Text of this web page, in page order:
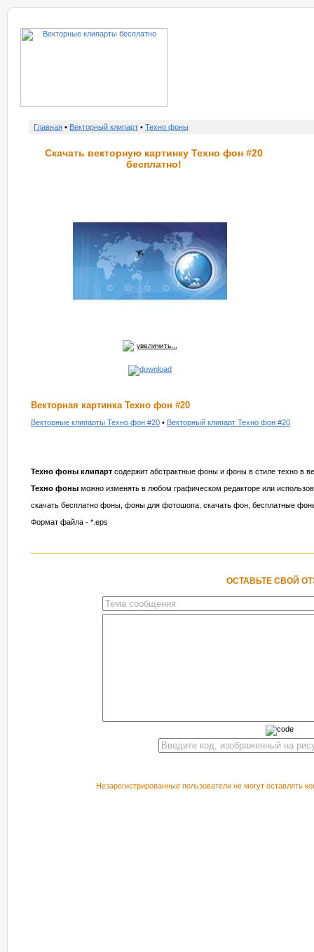
Главная • Векторный клипарт • Техно фоны
Скачать векторную картинку Техно фон #20
бесплатно!
увеличить...
Векторная картинка Техно фон #20
Векторные клипарты Техно фон #20 • Векторный клипарт Техно фон #20
Техно фоны клипарт содержит абстрактные фоны и фоны в стиле техно в
Техно фоны можно изменять в любом графическом редакторе или
скачать бесплатно фоны, фоны для фотошопа, скачать фон, бесплатные
Формат файла - *.eps
ОСТАВЬТЕ СВОЙ
Незарегистрированные пользователи не могут оставлять